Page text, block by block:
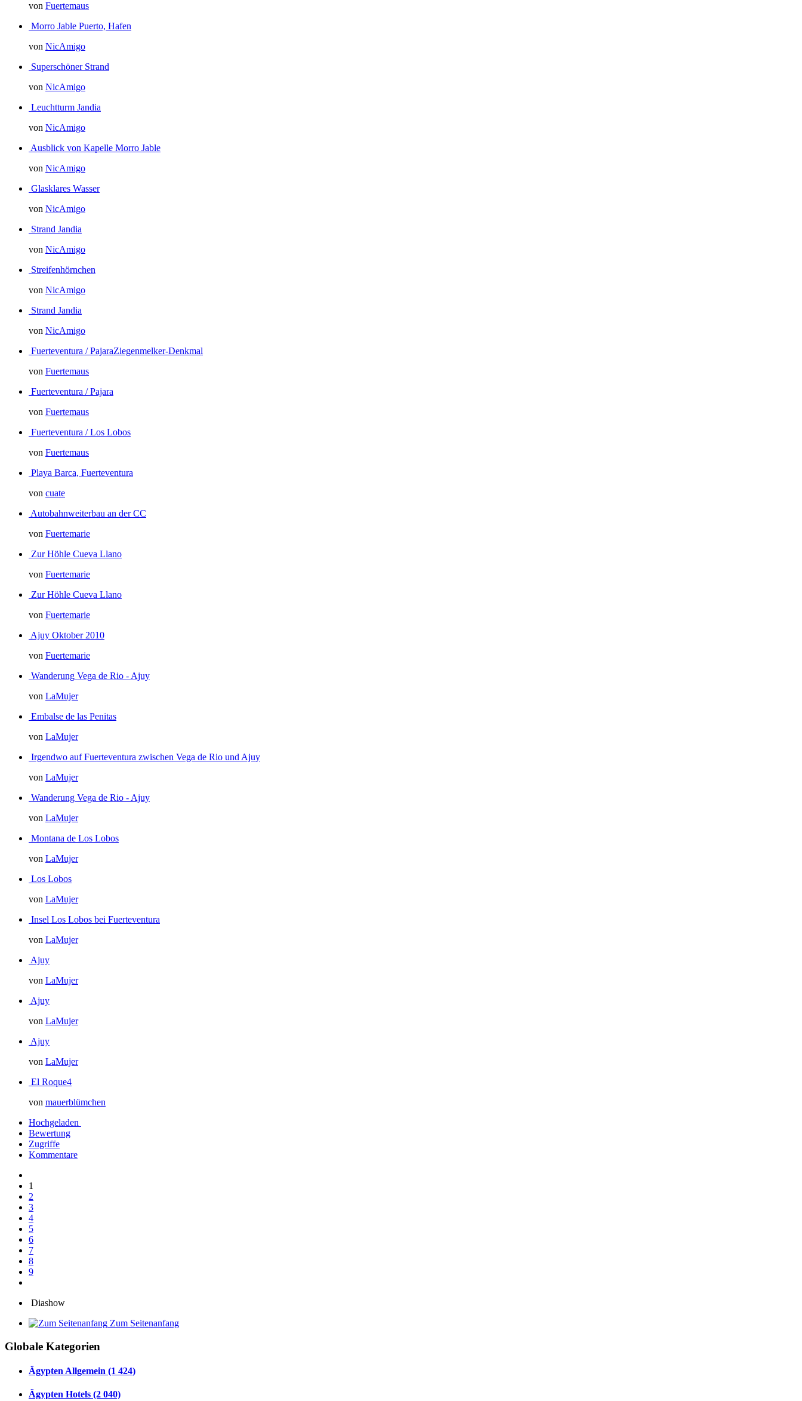
von Fuertemaus
Morro Jable Puerto, Hafen
von NicAmigo
Superschöner Strand
von NicAmigo
Leuchtturm Jandia
von NicAmigo
Ausblick von Kapelle Morro Jable
von NicAmigo
Glasklares Wasser
von NicAmigo
Strand Jandia
von NicAmigo
Streifenhörnchen
von NicAmigo
Strand Jandia
von NicAmigo
Fuerteventura / PajaraZiegenmelker-Denkmal
von Fuertemaus
Fuerteventura / Pajara
von Fuertemaus
Fuerteventura / Los Lobos
von Fuertemaus
Playa Barca, Fuerteventura
von cuate
Autobahnweiterbau an der CC
von Fuertemarie
Zur Höhle Cueva Llano
von Fuertemarie
Zur Höhle Cueva Llano
von Fuertemarie
Ajuy Oktober 2010
von Fuertemarie
Wanderung Vega de Rio - Ajuy
von LaMujer
Embalse de las Penitas
von LaMujer
Irgendwo auf Fuerteventura zwischen Vega de Rio und Ajuy
von LaMujer
Wanderung Vega de Rio - Ajuy
von LaMujer
Montana de Los Lobos
von LaMujer
Los Lobos
von LaMujer
Insel Los Lobos bei Fuerteventura
von LaMujer
Ajuy
von LaMujer
Ajuy
von LaMujer
Ajuy
von LaMujer
El Roque4
von mauerblümchen
Hochgeladen
Bewertung
Zugriffe
Kommentare
1
2
3
4
5
6
7
8
9
Diashow
Zum Seitenanfang
Globale Kategorien
Ägypten Allgemein (1 424)
Ägypten Hotels (2 040)